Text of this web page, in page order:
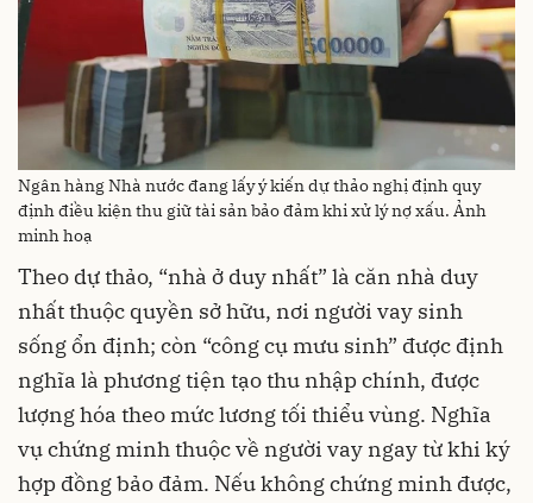
Ngân hàng Nhà nước đang lấy ý kiến dự thảo nghị định quy
định điều kiện thu giữ tài sản bảo đảm khi xử lý nợ xấu. Ảnh
minh hoạ
Theo dự thảo, “nhà ở duy nhất” là căn nhà duy
nhất thuộc quyền sở hữu, nơi người vay sinh
sống ổn định; còn “công cụ mưu sinh” được định
nghĩa là phương tiện tạo thu nhập chính, được
lượng hóa theo mức lương tối thiểu vùng. Nghĩa
vụ chứng minh thuộc về người vay ngay từ khi ký
hợp đồng bảo đảm. Nếu không chứng minh được,